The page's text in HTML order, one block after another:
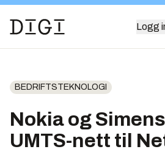
Logg
BEDRIFTSTEKNOLOGI
Nokia og
UMTS-nett til